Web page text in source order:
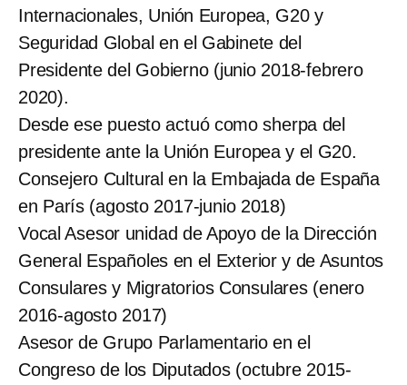
Internacionales, Unión Europea, G20 y
Seguridad Global en el Gabinete del
Presidente del Gobierno (junio 2018-febrero
2020).
Desde ese puesto actuó como sherpa del
presidente ante la Unión Europea y el G20.
Consejero Cultural en la Embajada de España
en París (agosto 2017-junio 2018)
Vocal Asesor unidad de Apoyo de la Dirección
General Españoles en el Exterior y de Asuntos
Consulares y Migratorios Consulares (enero
2016-agosto 2017)
Asesor de Grupo Parlamentario en el
Congreso de los Diputados (octubre 2015-